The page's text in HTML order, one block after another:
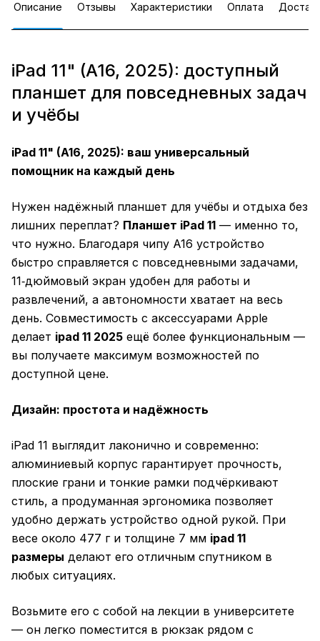
Описание Отзывы Характеристики Оплата
iPad 11" (A16, 2025): доступный
планшет для повседневных задач
и учёбы
iPad 11" (A16, 2025): ваш универсальный
помощник на каждый день
Нужен надёжный планшет для учёбы и отдыха без
лишних переплат? Планшет iPad 11 — именно то,
что нужно. Благодаря чипу A16 устройство
быстро справляется с повседневными задачами,
11‑дюймовый экран удобен для работы и
развлечений, а автономности хватает на весь
день. Совместимость с аксессуарами Apple
делает ipad 11 2025 ещё более функциональным —
вы получаете максимум возможностей по
доступной цене.
Дизайн: простота и надёжность
iPad 11 выглядит лаконично и современно:
алюминиевый корпус гарантирует прочность,
плоские грани и тонкие рамки подчёркивают
стиль, а продуманная эргономика позволяет
удобно держать устройство одной рукой. При
весе около 477 г и толщине 7 мм ipad 11
размеры делают его отличным спутником в
любых ситуациях.
Возьмите его с собой на лекции в университете
— он легко поместится в рюкзак рядом с